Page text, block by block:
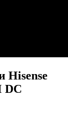
Hisense
DC